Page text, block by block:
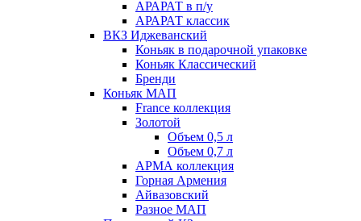
АРАРАТ в п/у
АРАРАТ классик
ВКЗ Иджеванский
Коньяк в подарочной упаковке
Коньяк Классический
Бренди
Коньяк МАП
France коллекция
Золотой
Объем 0,5 л
Объем 0,7 л
АРМА коллекция
Горная Армения
Айвазовский
Разное МАП